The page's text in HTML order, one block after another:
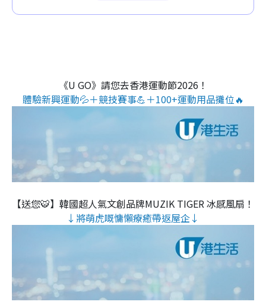
《U GO》請您去香港運動節2026！
體驗新興運動💦＋競技賽事💪＋100+運動用品攤位🔥
【送您🐯】韓國超人氣文創品牌MUZIK TIGER 冰感風扇！
↓將萌虎嘅慵懶療癒帶返屋企↓